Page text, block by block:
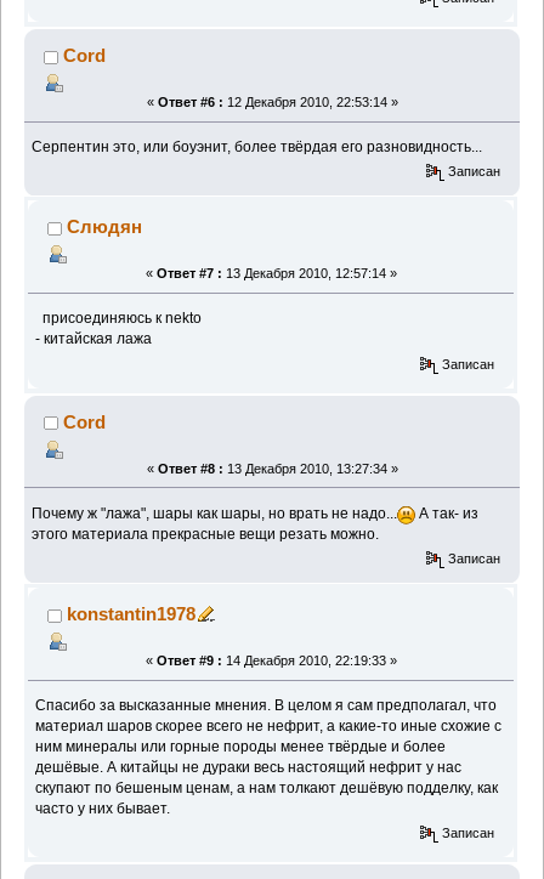
Cord
« Ответ #6 : 12 Декабря 2010, 22:53:14 »
Серпентин это, или боуэнит, более твёрдая его разновидность...
Записан
Слюдян
« Ответ #7 : 13 Декабря 2010, 12:57:14 »
присоединяюсь к nekto
- китайская лажа
Записан
Cord
« Ответ #8 : 13 Декабря 2010, 13:27:34 »
Почему ж "лажа", шары как шары, но врать не надо...
А так- из
этого материала прекрасные вещи резать можно.
Записан
konstantin1978
« Ответ #9 : 14 Декабря 2010, 22:19:33 »
Спасибо за высказанные мнения. В целом я сам предполагал, что
материал шаров скорее всего не нефрит, а какие-то иные схожие с
ним минералы или горные породы менее твёрдые и более
дешёвые. А китайцы не дураки весь настоящий нефрит у нас
скупают по бешеным ценам, а нам толкают дешёвую подделку, как
часто у них бывает.
Записан